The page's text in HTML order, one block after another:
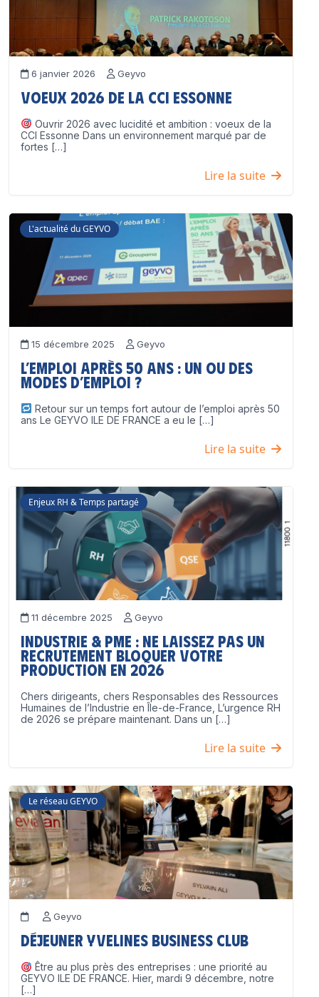
6 janvier 2026 Geyvo
Voeux 2026 de la CCI Essonne
Ouvrir 2026 avec lucidité et ambition : voeux de la
CCI Essonne Dans un environnement marqué par de
fortes […]
Lire la suite
L'actualité du GEYVO
15 décembre 2025 Geyvo
L’emploi après 50 ans : un ou des
modes d’emploi ?
Retour sur un temps fort autour de l’emploi après 50
ans Le GEYVO ILE DE FRANCE a eu le […]
Lire la suite
Enjeux RH & Temps partagé
11 décembre 2025 Geyvo
Industrie & PME : ne laissez pas un
recrutement bloquer votre
production en 2026
Chers dirigeants, chers Responsables des Ressources
Humaines de l’Industrie en Île-de-France, L’urgence RH
de 2026 se prépare maintenant. Dans un […]
Lire la suite
Le réseau GEYVO
Geyvo
Déjeuner Yvelines Business Club
Être au plus près des entreprises : une priorité au
GEYVO ILE DE FRANCE. Hier, mardi 9 décembre, notre
[…]